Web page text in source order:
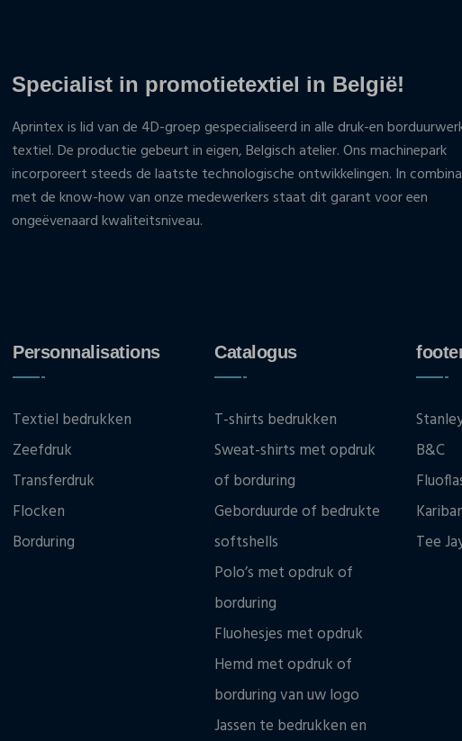
Specialist in promotietextiel in België!
Aprintex is lid van de 4D-groep gespecialiseerd in alle druk-en
textiel. De productie gebeurt in eigen, Belgisch atelier. Ons machinepark
incorporeert steeds de laatste technologische ontwikkelingen. In
met de know-how van onze medewerkers staat dit garant voor een
ongeëvenaard kwaliteitsniveau.
Personnalisations
Textiel bedrukken
Zeefdruk
Transferdruk
Flocken
Borduring
Catalogus
T-shirts bedrukken
Sweat-shirts met opdruk
of borduring
Geborduurde of bedrukte
softshells
Polo’s met opdruk of
borduring
Fluohesjes met opdruk
Hemd met opdruk of
borduring van uw logo
Jassen te bedrukken en
B&C
Tee